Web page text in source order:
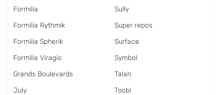
Formilia
Formilia Rythmik
Formilia Spherik
Formilia Viragio
Grands Boulevards
July
Sully
Super repos
Surface
Symbol
Talan
Toobi